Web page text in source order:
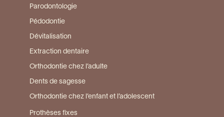
Parodontologie
Pédodontie
Dévitalisation
Extraction dentaire
Orthodontie chez l’adulte
Dents de sagesse
Orthodontie chez l’enfant et l’adolescent
Prothèses fixes